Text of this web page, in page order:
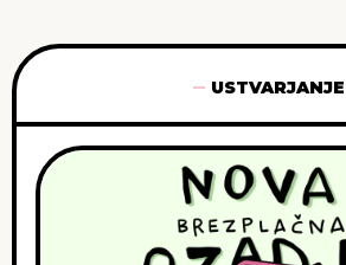
USTVARJANJE